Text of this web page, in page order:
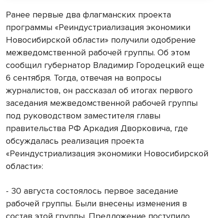
Ранее первые два флагманских проекта
программы «Реиндустриализация экономики
Новосибирской области» получили одобрение
межведомственной рабочей группы. Об этом
сообщил губернатор Владимир Городецкий еще
6 сентября. Тогда, отвечая на вопросы
журналистов, он рассказал об итогах первого
заседания межведомственной рабочей группы
под руководством заместителя главы
правительства РФ Аркадия Дворковича, где
обсуждалась реализация проекта
«Реиндустриализация экономики Новосибирской
области»:
- 30 августа состоялось первое заседание
рабочей группы. Были внесены изменения в